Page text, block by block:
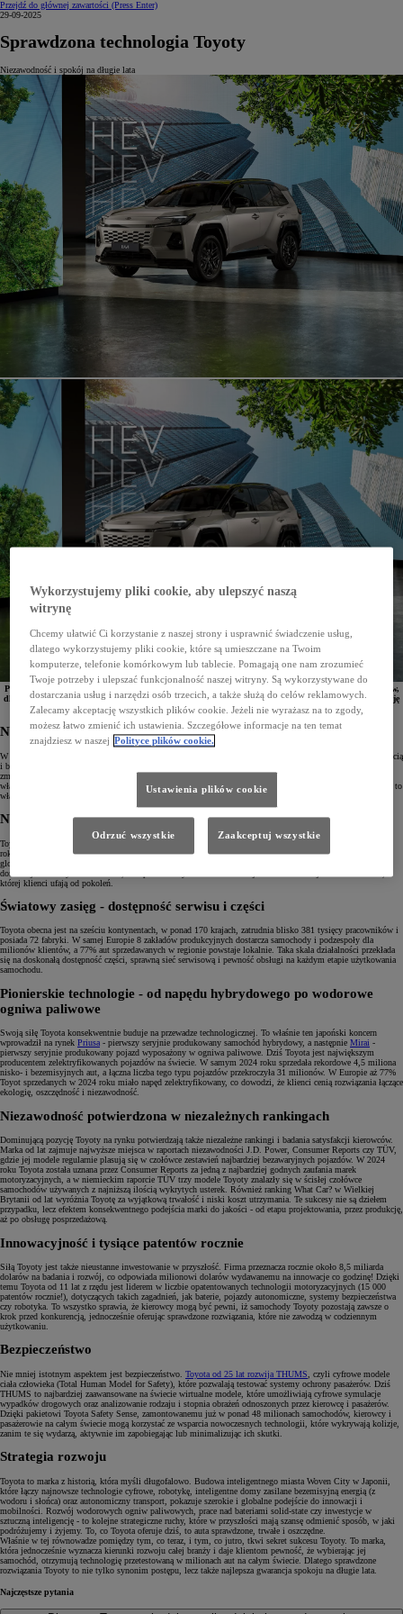
Przejdź do głównej zawartości (Press Enter)
29-09-2025
Sprawdzona technologia Toyoty
Niezawodność i spokój na długie lata
Potwierdzona niezawodność, zaawansowane technologie, patenty i innowacje - istnieje wiele powodów,
dla których Toyota to idealny wybór dla osób, które chcą zapewnić sobie bezproblemową eksploatację
samochodu przez długie lata. Poznajmy najważniejsze z nich.
Niezawodność budowana przez dekady
W Polsce od lat 90., a na świecie od wielu dziesięcioleci, pojazdy Toyoty nieodłącznie kojarzą się z solidnością
i bezawaryjnością. Dziś, gdy na rynku pojawia się coraz więcej producentów, a nowoczesne technologie
zmieniają oblicze motoryzacji, integrując samochody z ekosystemem inteligentnych urządzeń, to
właśnie
pozostają gwarancją spokoju na lata. Przyjrzyjmy się, co sprawia, że to
właśnie Toyota jest pierwszym wyborem dla kierowców.
Największa marka motoryzacyjna na świecie
Toyota posiada - nieprzerwanie od 15 lat - tytuł największego producenta samochodów na świecie. W 2024
roku marka wyprodukowała 10,6 miliona pojazdów i sprzedała 10,8 miliona, utrzymując pozycję lidera
globalnego rynku motoryzacyjnego, a jej wartość wyceniana jest na niemal 73 miliardy dolarów. Rynkowa
dominacja to nie tylko efekt skali, lecz przede wszystkim konsekwencji w dostarczaniu jakości i trwałości,
której klienci ufają od pokoleń.
Światowy zasięg - dostępność serwisu i części
Toyota obecna jest na sześciu kontynentach, w ponad 170 krajach, zatrudnia blisko 381 tysięcy pracowników i
posiada 72 fabryki. W samej Europie 8 zakładów produkcyjnych dostarcza samochody i podzespoły dla
milionów klientów, a 77% aut sprzedawanych w regionie powstaje lokalnie. Taka skala działalności przekłada
się na doskonałą dostępność części, sprawną sieć serwisową i pewność obsługi na każdym etapie użytkowania
samochodu.
Pionierskie technologie - od napędu hybrydowego po wodorowe
ogniwa paliwowe
Swoją siłę Toyota konsekwentnie buduje na przewadze technologicznej. To właśnie ten japoński koncern
wprowadził na rynek Priusa - pierwszy seryjnie produkowany samochód hybrydowy, a następnie Mirai -
pierwszy seryjnie produkowany pojazd wyposażony w ogniwa paliwowe. Dziś Toyota jest największym
producentem zelektryfikowanych pojazdów na świecie. W samym 2024 roku sprzedała rekordowe 4,5 miliona
nisko- i bezemisyjnych aut, a łączna liczba tego typu pojazdów przekroczyła 31 milionów. W Europie aż 77%
Toyot sprzedanych w 2024 roku miało napęd zelektryfikowany, co dowodzi, że klienci cenią rozwiązania łączące
ekologię, oszczędność i niezawodność.
Niezawodność potwierdzona w niezależnych rankingach
Dominującą pozycję Toyoty na rynku potwierdzają także niezależne rankingi i badania satysfakcji kierowców.
Marka od lat zajmuje najwyższe miejsca w raportach niezawodności J.D. Power, Consumer Reports czy TÜV,
gdzie jej modele regularnie plasują się w czołówce zestawień najbardziej bezawaryjnych pojazdów. W 2024
roku Toyota została uznana przez Consumer Reports za jedną z najbardziej godnych zaufania marek
motoryzacyjnych, a w niemieckim raporcie TÜV trzy modele Toyoty znalazły się w ścisłej czołówce
samochodów używanych z najniższą ilością wykrytych usterek. Również ranking What Car? w Wielkiej
Brytanii od lat wyróżnia Toyotę za wyjątkową trwałość i niski koszt utrzymania. Te sukcesy nie są dziełem
przypadku, lecz efektem konsekwentnego podejścia marki do jakości - od etapu projektowania, przez produkcję,
aż po obsługę posprzedażową.
Innowacyjność i tysiące patentów rocznie
Siłą Toyoty jest także nieustanne inwestowanie w przyszłość. Firma przeznacza rocznie około 8,5 miliarda
dolarów na badania i rozwój, co odpowiada milionowi dolarów wydawanemu na innowacje co godzinę! Dzięki
temu Toyota od 11 lat z rzędu jest liderem w liczbie opatentowanych technologii motoryzacyjnych (15 000
patentów rocznie!), dotyczących takich zagadnień, jak baterie, pojazdy autonomiczne, systemy bezpieczeństwa
czy robotyka. To wszystko sprawia, że kierowcy mogą być pewni, iż samochody Toyoty pozostają zawsze o
krok przed konkurencją, jednocześnie oferując sprawdzone rozwiązania, które nie zawodzą w codziennym
użytkowaniu.
Bezpieczeństwo
Nie mniej istotnym aspektem jest bezpieczeństwo. Toyota od 25 lat rozwija THUMS , czyli cyfrowe modele
ciała człowieka (Total Human Model for Safety), które pozwalają testować systemy ochrony pasażerów. Dziś
THUMS to najbardziej zaawansowane na świecie wirtualne modele, które umożliwiają cyfrowe symulacje
wypadków drogowych oraz analizowanie rodzaju i stopnia obrażeń odnoszonych przez kierowcę i pasażerów.
Dzięki pakietowi Toyota Safety Sense, zamontowanemu już w ponad 48 milionach samochodów, kierowcy i
pasażerowie na całym świecie mogą korzystać ze wsparcia nowoczesnych technologii, które wykrywają kolizje,
zanim te się wydarzą, aktywnie im zapobiegając lub minimalizując ich skutki.
Strategia rozwoju
Toyota to marka z historią, która myśli długofalowo. Budowa inteligentnego miasta Woven City w Japonii,
które łączy najnowsze technologie cyfrowe, robotykę, inteligentne domy zasilane bezemisyjną energią (z
wodoru i słońca) oraz autonomiczny transport, pokazuje szerokie i globalne podejście do innowacji i
mobilności. Rozwój wodorowych ogniw paliwowych, prace nad bateriami solid-state czy inwestycje w
sztuczną inteligencję - to kolejne strategiczne ruchy, które w przyszłości mają szansę odmienić sposób, w jaki
podróżujemy i żyjemy. To, co Toyota oferuje dziś, to auta sprawdzone, trwałe i oszczędne.
Właśnie w tej równowadze pomiędzy tym, co teraz, i tym, co jutro, tkwi sekret sukcesu Toyoty. To marka,
która jednocześnie wyznacza kierunki rozwoju całej branży i daje klientom pewność, że wybierając jej
samochód, otrzymują technologię przetestowaną w milionach aut na całym świecie. Dlatego sprawdzone
rozwiązania Toyoty to nie tylko synonim postępu, lecz także najlepsza gwarancja spokoju na długie lata.
Najczęstsze pytania
Wykorzystujemy pliki cookie, aby ulepszyć naszą
witrynę
Chcemy ułatwić Ci korzystanie z naszej strony i usprawnić świadczenie usług,
dlatego wykorzystujemy pliki cookie, które są umieszczane na Twoim
komputerze, telefonie komórkowym lub tablecie. Pomagają one nam zrozumieć
Twoje potrzeby i ulepszać funkcjonalność naszej witryny. Są wykorzystywane do
dostarczania usług i narzędzi osób trzecich, a także służą do celów reklamowych.
Zalecamy akceptację wszystkich plików cookie. Jeżeli nie wyrażasz na to zgody,
możesz łatwo zmienić ich ustawienia. Szczegółowe informacje na ten temat
znajdziesz w naszej Polityce plików cookie.
Ustawienia plików cookie
Odrzuć wszystkie Zaakceptuj wszystkie